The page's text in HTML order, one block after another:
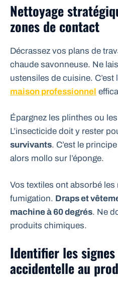
Nettoyage
zones de contact
Décrassez vos plans de
chaude savonneuse. Ne
ustensiles de cuisine. C’est
maison professionnel
Épargnez les plinthes ou
L’insecticide doit y rester
survivants. C’est le
alors mollo sur l’éponge.
Vos textiles ont absorbé les
fumigation. Draps et
machine à 60 degrés. Ne
produits chimiques.
Identifier les signes
accidentelle au